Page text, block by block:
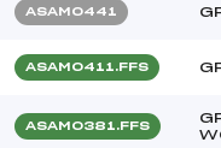
ASAM0441
ASAM0411.FFS
ASAM0381.FFS